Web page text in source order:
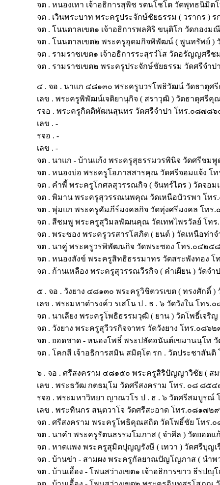
จต . หนองเทา เจ้าอธิการสุพิช รตนโชโต วัดพุทธนิมิ
จต . เวินพระบาท พระครูประจักษ์ชัยธรรม ( วรากร
จต . โนนตาลเขต๑ เจ้าอธิการพลศิริ ขนฺติโก วัดกอง
จต . โนนตาลเขต๒ พระครูอุดมกิจพิพัฒน์ ( พูนทรัพย์
จต . รามราชเขต๑ เจ้าอธิการระสุรวํโส วัดอรัญญศ
จต . รามราชเขต๒ พระครูประจักษ์ชัยธรรม วัดศรีจ
๔ . จอ . นาแก ๔๘๑๓๐ พระครูบวรโพธิวัฒน์ วัดธาตุ
เลข . พระครูพิพัฒน์เจติยานุกิจ ( สราวุฒิ ) วัดธาตุศรี
รจอ . พระครูกิตติพัฒนสุนทร วัดศรีจำปา โทร.๐๘๗๘
เลข . -
รจอ . -
เลข . -
จต . นาแก - บ้านแก้ง พระครูสุธรรมวรพินิจ วัดศรีชม
จต . หนองบ่อ พระครูโอภาสสารคุณ วัดศรีจอมแจ้ง
จต . คำพี้ พระครูโกศลสุวรรณกิจ ( จันทร์ไตร ) วัดจอ
จต . พิมาน พระครูสุวรรณนพคุณ วัดเหนือบัวรพา โ
จต . พุ่มแก พระครูคัมภีร์มงคลกิจ วัดทุ่งศรีมงคล โทร
จต . สีชมพู พระครูสุวิมลพัฒนคุณ วัดเทพไพรวัลย์ โท
จต . พระซอง พระครูวรสารโสภิต ( ยนต์ ) วัดเหนือท่
จต . นาคู่ พระครูวรพิพัฒนกิจ วัดพระซอง โทร.๐๔๒๕
จต . หนองสังข์ พระครูสิทธิธรรมาทร วัดสระพังทอง
จต . ก้านเหลือง พระครูสุวรรณวีรกิจ ( คำเผียน ) วัด
๕ . จอ . วังยาง ๔๘๑๓๐ พระครูวิชิตวรเขต ( ทรงศัก
เลข . พระมหาดำรงค์ว รเสโน ป . ธ . ๖ วัดวังใน โท
จต . นาเลียง พระครูโพธิธรรมวุฒิ ( ยาน ) วัดโพธิ์เจ
จต . วังยาง พระครูสุวีวรกิจจาทร วัดวังยาง โทร.๐๘๖
จต . ยอดชาด - หนองโพธิ์ พระปลัดอนันต์เขมานนฺโท
จต . โคกสี เจ้าอธิการสมิน สมิตฺโต รก . วัดประชาสัน
๖ . จอ . ศรีสงคราม ๔๘๑๕๐ พระครูสิริปัญญาวิชัย (
เลข . พระธวัฒ กตธมฺโม วัดศรีสงคราม โทร. ๐๘ ๘๕
รจอ . พระมหาวิทยา ญาณวโร ป . ธ . ๖ วัดศรีสมบูร
เลข . พระทินกร สนฺตวาโจ วัดศรีสะอาด โทร.๐๘๑๗๒
จต . ศรีสงคราม พระครูโพธิคุณสถิต วัดโพธิ์ชัย โทร.
จต . นาคำ พระครูรัตนธรรมโมภาส ( จำศีล ) วัดยอด
จต . หาดแพง พระครูสุมิตปุญญรังษี ( เทวา ) วัดศรีบุ
จต . บ้านข่า - สามผง พระครูกัลยาณปัญโญภาส ( นำ
จต . บ้านเอื้อง - โพนสว่างเขต๑ เจ้าอธิการขาว ธีร